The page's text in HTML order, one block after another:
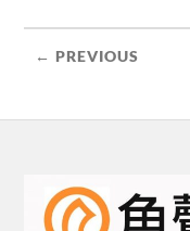
← PREVIOUS